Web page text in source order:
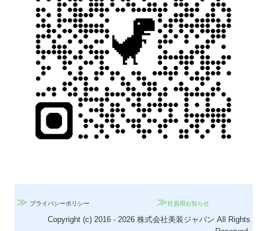
≫ プライバシーポリシー ≫社員用お知らせ
Copyright (c) 2016 - 2026 株式会社美装ジャパン All Rights